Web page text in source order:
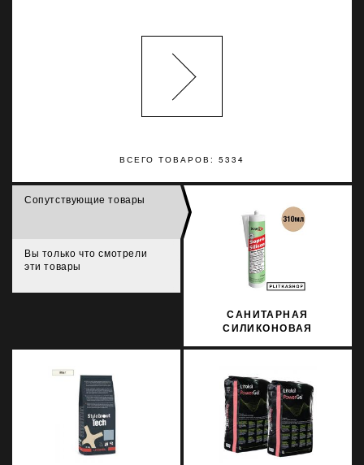
ВСЕГО ТОВАРОВ: 5334
Сопутствующие товары
Вы только что смотрели
эти товары
САНИТАРНАЯ
СИЛИКОНОВАЯ